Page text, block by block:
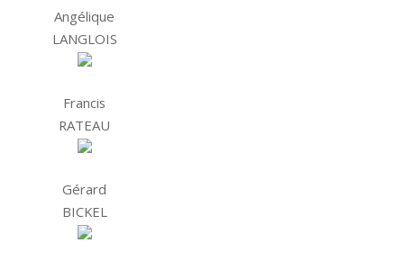
Angélique
LANGLOIS
Francis
RATEAU
Gérard
BICKEL